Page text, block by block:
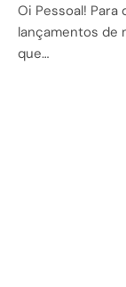
Oi Pessoal!
lançamentos de
que…